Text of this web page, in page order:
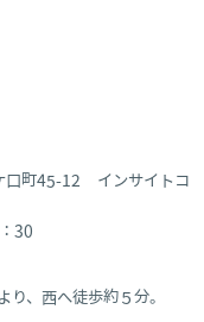
口町45-12 インサイトコ
30
、西へ徒歩約５分。